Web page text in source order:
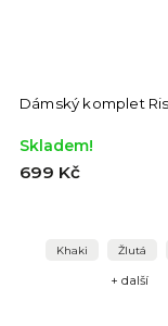
Dámský komplet
Skladem!
699 Kč
Khaki Žlutá
+ další